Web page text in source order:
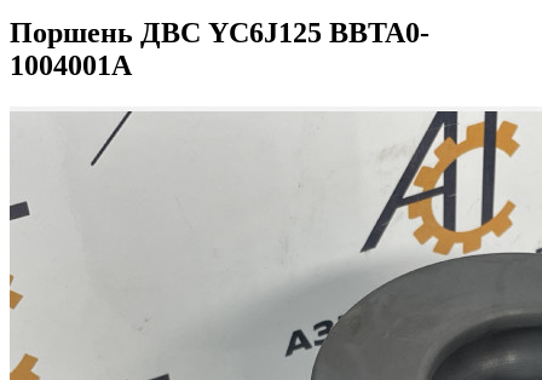
Поршень ДВС YC6J125 BBTA0-
1004001A